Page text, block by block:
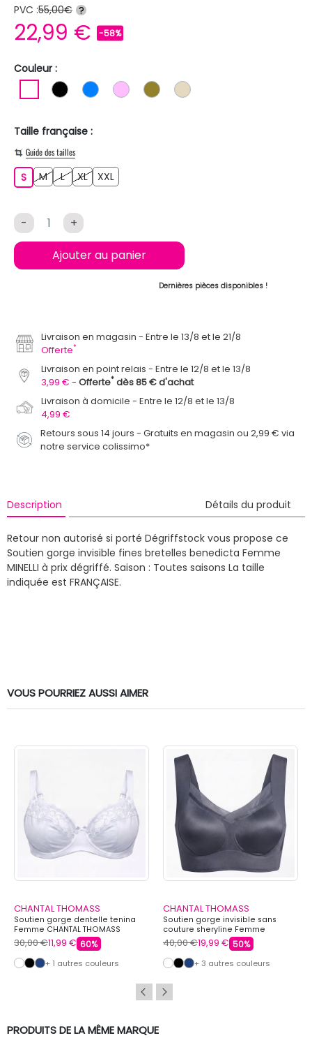
PVC :55,00€ ?
22,99 € -58%
Couleur :
BLANCNOIR BLEU ROSE CLAIR
KAKI BEIGE
Taille française :
Guide des tailles
SS MM LL XLXL XXL
- +
Ajouter au panier
Dernières pièces disponibles !
Livraison en magasin
Entre le 13/8 et le 21/8
Offerte*
Livraison en point relais
Entre le 12/8 et le 13/8
3,99 €
Offerte* dès 85 € d'achat
Livraison à domicile
Entre le 12/8 et le 13/8
4,99 €
Retours sous 14 jours - Gratuits en magasin ou 2,99 € via
notre service colissimo*
Description Détails du produit
Retour non autorisé si porté Dégriffstock vous propose ce
Soutien gorge invisible fines bretelles benedicta Femme
MINELLI à prix dégriffé. Saison : Toutes saisons La taille
indiquée est FRANÇAISE.
VOUS POURRIEZ AUSSI AIMER
CHANTAL THOMASS
Soutien gorge dentelle tenina
Femme CHANTAL THOMASS
30,00 €11,99 € 60%
+ 1 autres couleurs
CHANTAL THOMASS
Soutien gorge invisible sans
couture sheryline Femme
CHANTAL THOMASS
40,00 €19,99 € 50%
+ 3 autres couleurs
PRODUITS DE LA MÊME MARQUE